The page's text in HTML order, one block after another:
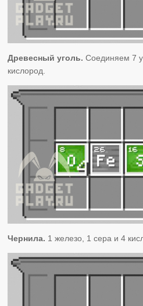
Древесный уголь. Соединяем 7
кислород.
Чернила. 1 железо, 1 сера и 4